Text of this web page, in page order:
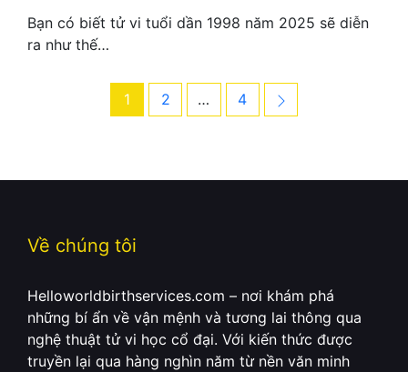
Bạn có biết tử vi tuổi dần 1998 năm 2025 sẽ diễn
ra như thế…
navigation
Page
1 Page
2 … Page
4 Next
Về chúng tôi
Helloworldbirthservices.com – nơi khám phá
những bí ẩn về vận mệnh và tương lai thông qua
nghệ thuật tử vi học cổ đại. Với kiến thức được
truyền lại qua hàng nghìn năm từ nền văn minh